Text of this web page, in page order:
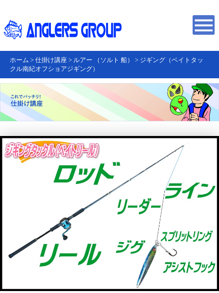
ホーム > 仕掛け講座 > ルアー （ソルト 船） > ジギング（ベイトタッ
クル南紀オフショアジギング）